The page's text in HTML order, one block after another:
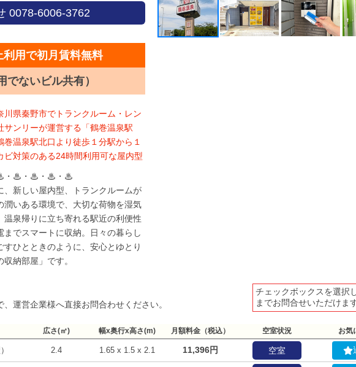
0078-6006-3762
用で初月賃料無料
でないビル共有）
川県秦野市でトランクルーム・レン
サンリーが運営する「鶴巻温泉駅
温泉駅北口より徒歩１分駅から１
ビ対策のある24時間利用可な屋内型
・♨・♨・♨・♨
新しい屋内型、トランクルームが
いある環境で、大切な荷物を湿気
泉帰りに立ち寄れる駅近の利便性
でスマートに収納。日々の暮らし
ひとときのように、安心とゆとり
納部屋」です。
運営企業様へ直接お問合わせください。
チェックボックスを選択
までお問合せいただけま
広さ(㎡) 幅x奥行x高さ(m) 月額料金（税込） 空室状況 お気
2.4 1.65 x 1.5 x 2.1 11,396円 空室